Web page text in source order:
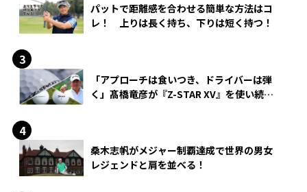
パットで距離感を合わせる簡単な方法はコ
レ！ 上りは長く持ち、下りは短く持つ！
「アプローチは食いつき、ドライバーは弾
く」髙橋竜彦が『Z-STAR XV』を使い続け
桑木志帆がメジャー制覇達成で世界の男女
レジェンドと肩を並べる！